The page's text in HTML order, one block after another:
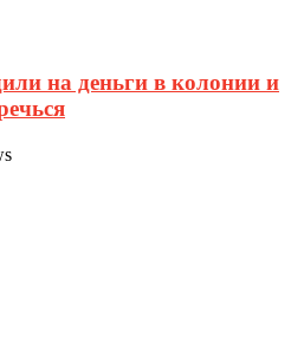
на деньги в колонии и